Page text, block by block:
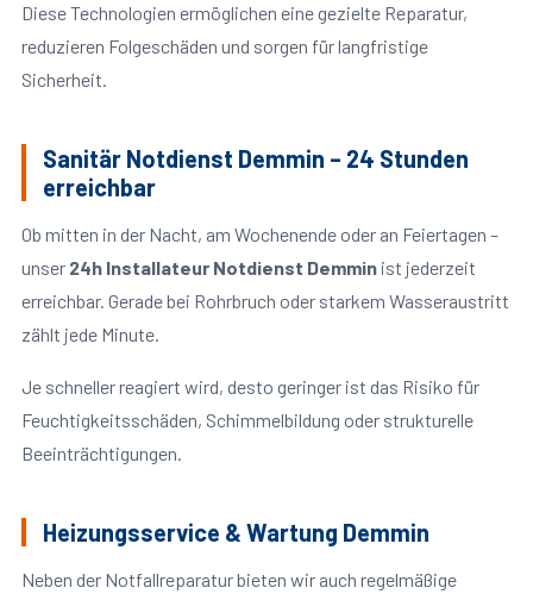
Diese Technologien ermöglichen eine gezielte Reparatur,
reduzieren Folgeschäden und sorgen für langfristige
Sicherheit.
Sanitär Notdienst Demmin – 24 Stunden
erreichbar
Ob mitten in der Nacht, am Wochenende oder an Feiertagen –
unser 24h Installateur Notdienst Demminist jederzeit
erreichbar. Gerade bei Rohrbruch oder starkem Wasseraustritt
zählt jede Minute.
Je schneller reagiert wird, desto geringer ist das Risiko für
Feuchtigkeitsschäden, Schimmelbildung oder strukturelle
Beeinträchtigungen.
Heizungsservice & Wartung Demmin
Neben der Notfallreparatur bieten wir auch regelmäßige